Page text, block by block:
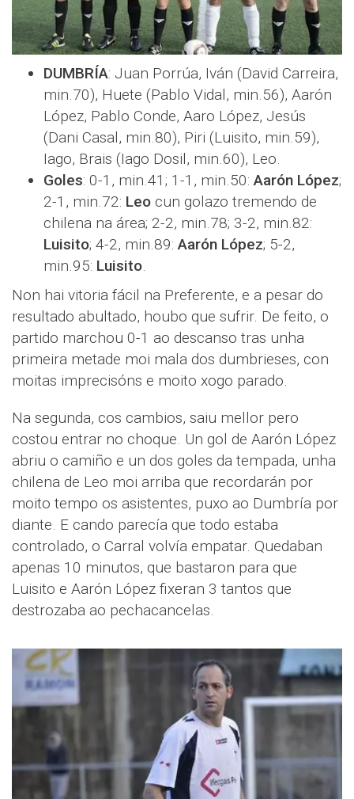
DUMBRÍA: Juan Porrúa, Iván (David Carreira,
min.70), Huete (Pablo Vidal, min.56), Aarón
López, Pablo Conde, Aaro López, Jesús
(Dani Casal, min.80), Piri (Luisito, min.59),
Iago, Brais (Iago Dosil, min.60), Leo.
Goles: 0-1, min.41; 1-1, min.50:Aarón López;
2-1, min.72: Leo cun golazo tremendo de
chilena na área; 2-2, min.78; 3-2, min.82:
Luisito; 4-2, min.89:Aarón López; 5-2,
min.95: Luisito.
Non hai vitoria fácil na Preferente, e a pesar do
resultado abultado, houbo que sufrir. De feito, o
partido marchou 0-1 ao descanso tras unha
primeira metade moi mala dos dumbrieses, con
moitas imprecisóns e moito xogo parado.
Na segunda, cos cambios, saiu mellor pero
costou entrar no choque. Un gol de Aarón López
abriu o camiño e un dos goles da tempada, unha
chilena de Leo moi arriba que recordarán por
moito tempo os asistentes, puxo ao Dumbría por
diante. E cando parecía que todo estaba
controlado, o Carral volvía empatar. Quedaban
apenas 10 minutos, que bastaron para que
Luisito e Aarón López fixeran 3 tantos que
destrozaba ao pechacancelas.